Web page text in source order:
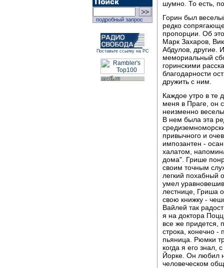
подробный запрос
Поставьте ссылку на РС
шумно. То есть,
Горин был
редко
пропорции. Об
Марк Захаров,
Абдулов, другие.
мемориальный
горинскими
благодарности
дружить с ним.
Каждое утро в те
меня в Праге, он
неизменно
В нем была эта
привычного и
импозантен -
халатом,
дома". Грише
своим точным
легкий похабный
умел
лестнице, Гриша
свою книжку -
Вайлей так
я на доктора
все же придется,
строка, конечно -
пьяница. Рюмки
когда я его знал,
Йорке. Он любил
человеческом